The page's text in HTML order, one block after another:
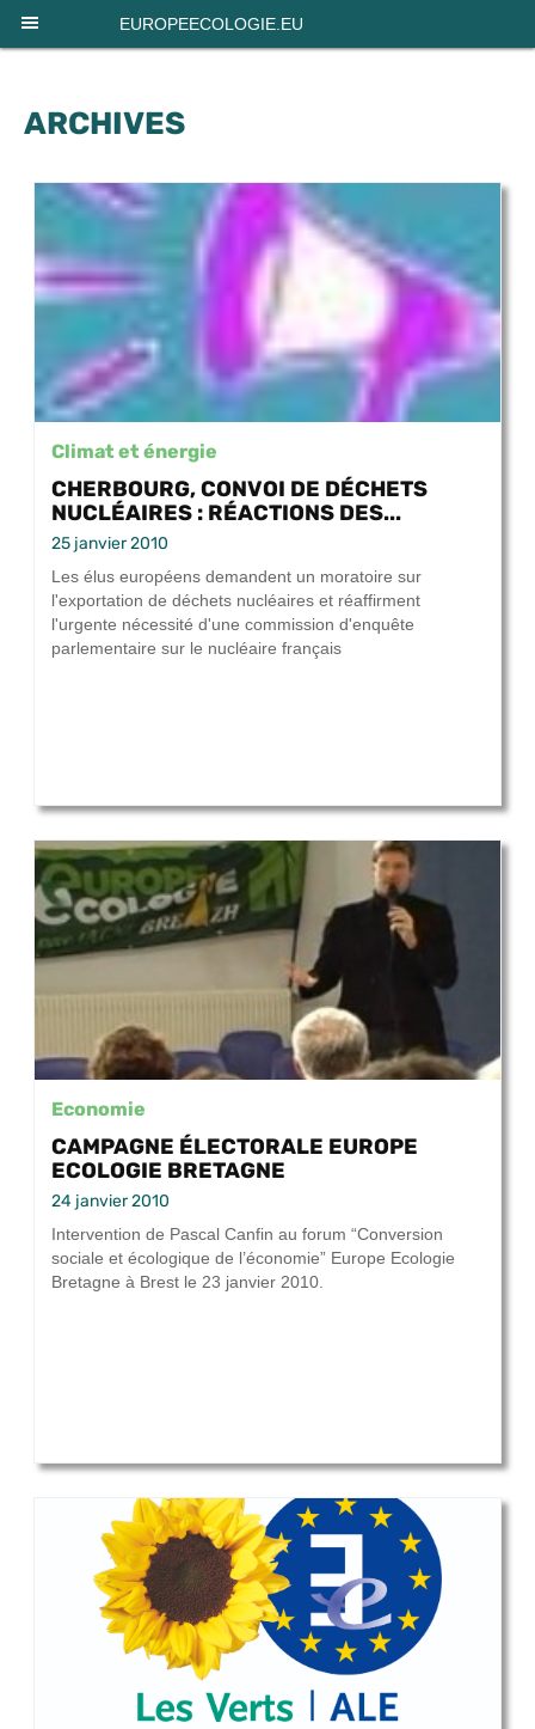
EUROPEECOLOGIE.EU
ARCHIVES
Climat et énergie
CHERBOURG, CONVOI DE DÉCHETS
NUCLÉAIRES : RÉACTIONS DES...
25 janvier 2010
Les élus européens demandent un moratoire sur
l'exportation de déchets nucléaires et réaffirment
l'urgente nécessité d'une commission d'enquête
parlementaire sur le nucléaire français
Economie
CAMPAGNE ÉLECTORALE EUROPE
ECOLOGIE BRETAGNE
24 janvier 2010
Intervention de Pascal Canfin au forum “Conversion
sociale et écologique de l’économie” Europe Ecologie
Bretagne à Brest le 23 janvier 2010.